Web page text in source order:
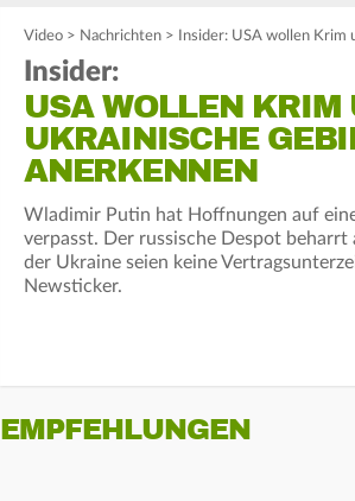
Video > Nachrichten > Insider: USA wollen Krim
Insider:
USA WOLLEN KRIM
UKRAINISCHE
ANERKENNEN
Wladimir Putin hat Hoffnungen auf
verpasst. Der russische Despot
der Ukraine seien keine
Newsticker.
EMPFEHLUNGEN